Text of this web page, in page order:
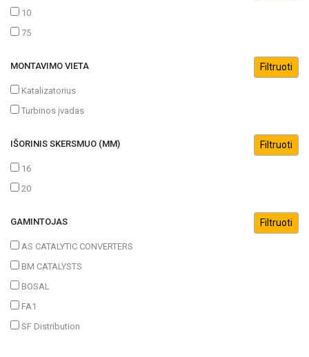
10
75
MONTAVIMO VIETA
Katalizatorius
Turbinos įvadas
IŠORINIS SKERSMUO (MM)
16
20
GAMINTOJAS
AS CATALYTIC CONVERTERS
BM CATALYSTS
BOSAL
FA1
SF Distribution